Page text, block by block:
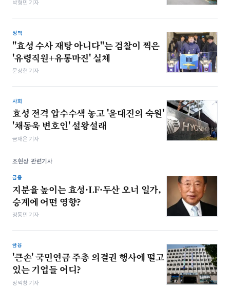
박형민 기자
정책
"효성 수사 재탕 아니다"는 검찰이 찍은
'유령직원+유통마진' 실체
문상현 기자
사회
효성 전격 압수수색 놓고 '윤대진의 숙원'
'채동욱 변호인' 설왕설래
금재은 기자
조현상 관련기사
금융
지분율 높이는 효성·LF·두산 오너 일가,
승계에 어떤 영향?
정동민 기자
금융
'큰손' 국민연금 주총 의결권 행사에 떨고
있는 기업들 어디?
장익창 기자